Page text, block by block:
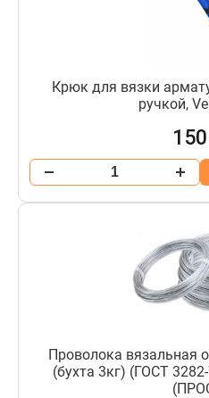
Крюк для вязки
ручкой,
Проволока вязальная
(бухта 3кг) (ГОСТ